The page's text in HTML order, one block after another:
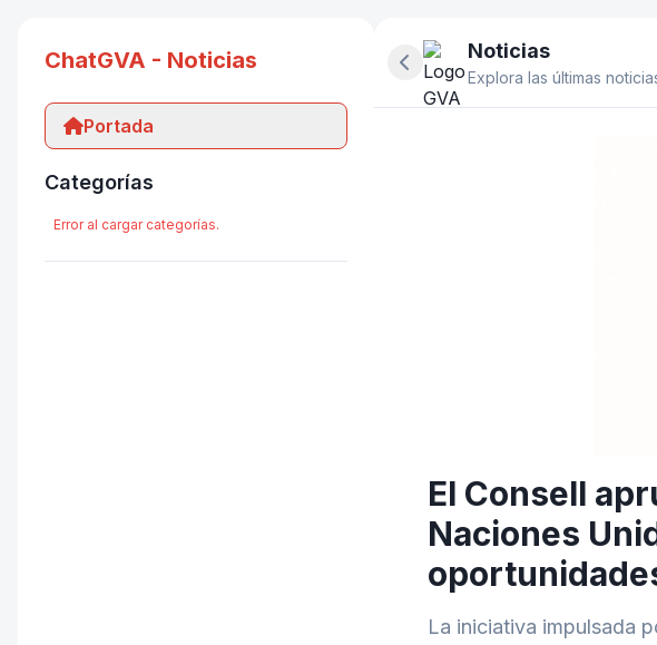
ChatGVA - Noticias
Portada
Categorías
Error al cargar categorías.
Ocultar panel lateral
Noticias
Explora las últimas
El Consell
Naciones
La iniciativa impulsada